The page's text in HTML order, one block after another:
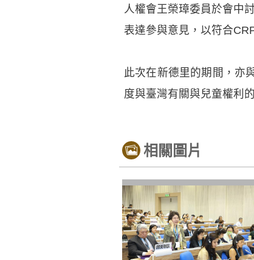
人權會王榮璋委員於會中
表達參與意見，以符合
此次在新德里的期間，亦
度與臺灣有關與兒童權利
相關圖片